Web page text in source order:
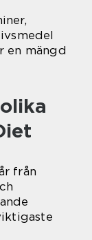
en mängd
från